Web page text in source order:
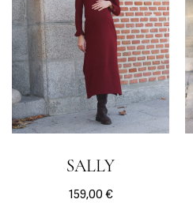
SALLY
159,00€